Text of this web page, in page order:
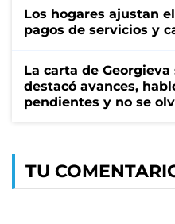
Los hogares ajustan
pagos de servicios y
La carta de
destacó avances,
pendientes y no se
TU